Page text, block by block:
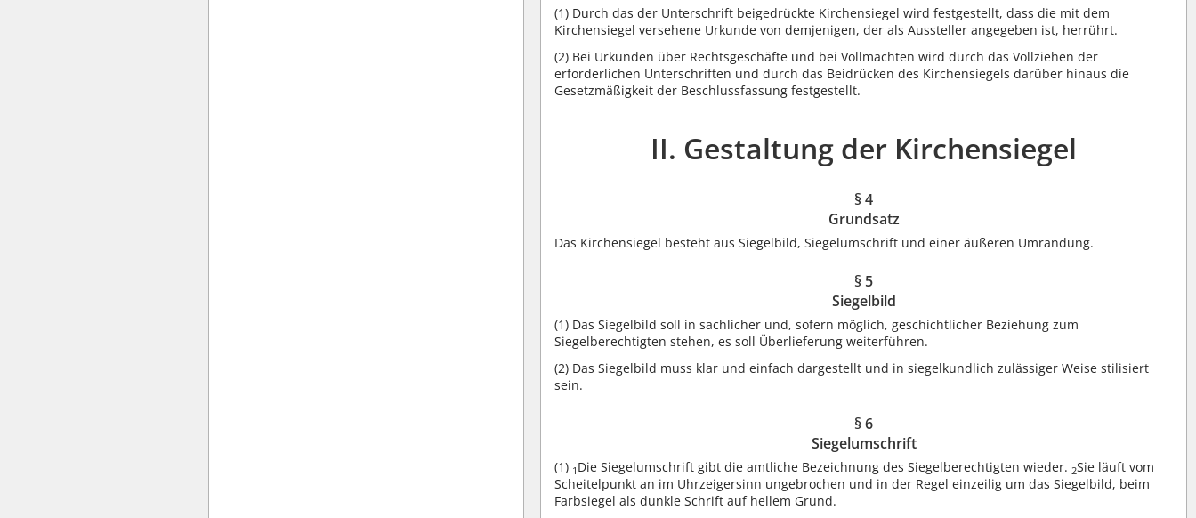
(1) Durch das der Unterschrift beigedrückte Kirchensiegel wird festgestellt, dass die mit dem
Kirchensiegel versehene Urkunde von demjenigen, der als Aussteller angegeben ist, herrührt.
(2) Bei Urkunden über Rechtsgeschäfte und bei Vollmachten wird durch das Vollziehen der
erforderlichen Unterschriften und durch das Beidrücken des Kirchensiegels darüber hinaus die
Gesetzmäßigkeit der Beschlussfassung festgestellt.
II. Gestaltung der Kirchensiegel
§ 4
Grundsatz
Das Kirchensiegel besteht aus Siegelbild, Siegelumschrift und einer äußeren Umrandung.
§ 5
Siegelbild
(1) Das Siegelbild soll in sachlicher und, sofern möglich, geschichtlicher Beziehung zum
Siegelberechtigten stehen, es soll Überlieferung weiterführen.
(2) Das Siegelbild muss klar und einfach dargestellt und in siegelkundlich zulässiger Weise stilisiert
sein.
§ 6
Siegelumschrift
(1) 1 Die Siegelumschrift gibt die amtliche Bezeichnung des Siegelberechtigten wieder. 2Sie läuft vom
Scheitelpunkt an im Uhrzeigersinn ungebrochen und in der Regel einzeilig um das Siegelbild, beim
Farbsiegel als dunkle Schrift auf hellem Grund.